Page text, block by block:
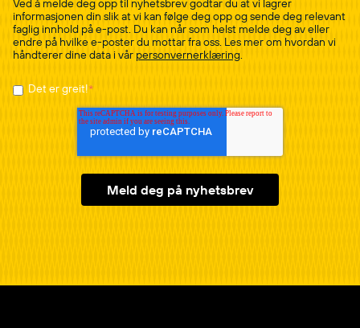
Ved å melde deg opp til nyhetsbrev godtar du at vi lagrer
informasjonen din slik at vi kan følge deg opp og sende deg relevant
faglig innhold på e-post. Du kan når som helst melde deg av eller
endre på hvilke e-poster du mottar fra oss. Les mer om hvordan vi
håndterer dine data i vår personvernerklæring.
Det er greit!*